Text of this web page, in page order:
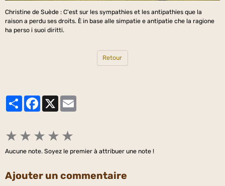
Christine de Suède : C'est sur les sympathies et les antipathies que la
raison a perdu ses droits. È in base alle simpatie e antipatie che la ragione
ha perso i suoi diritti.
Retour
PartagerFacebook
X
★ ★ ★ ★ ★
Aucune note. Soyez le premier à attribuer une note !
Ajouter un commentaire